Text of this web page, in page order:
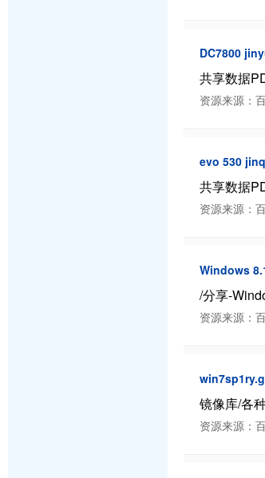
DC7800
共享数据
资源来源：
evo 530
共享数据
资源来源：
Windows
/分享-
资源来源：
镜像库/各
资源来源：